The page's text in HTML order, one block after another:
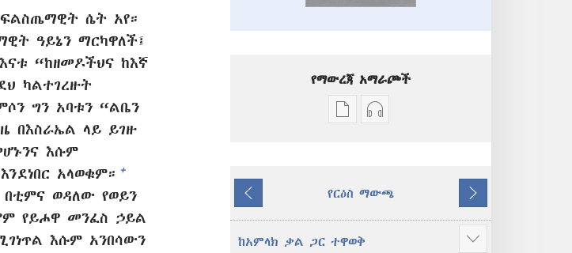
ሴት አየ።
ዓይኔን ማርካዋለች፤
“ከዘመዶችህና ከእኛ
ካልተገረዙት
ግን አባቱን “ልቤን
በእስራኤል ላይ ይገዙ
እሱም
አላወቁም። +
ወዳለው የወይን
የይሖዋ መንፈስ ኃይል
እሱም አንበሳውን
የማውረጃ አማራጮች
የሕትመት
አማራጮች
ኦዲዮዎችን
አዲስ
ተመለስ
የርዕስ ማውጫ
ቀጥል
ከአምላክ ቃል ጋር ተዋወቅ